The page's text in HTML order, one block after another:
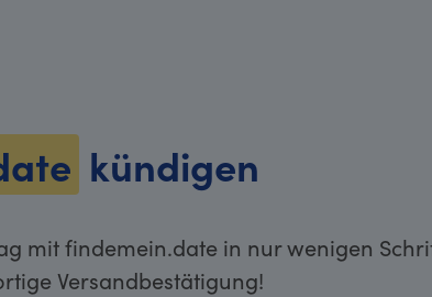
kündigen
mit findemein.date in nur wenigen
Versandbestätigung!